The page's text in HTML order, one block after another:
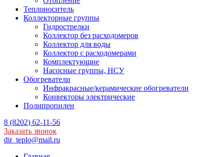
Теплоноситель
Коллекторные группы
Гидрострелки
Коллектор без расходомеров
Коллектор для воды
Коллектор с расходомерами
Комплектующие
Насосные группы, НСУ
Обогреватели
Инфракрасные/керамические обогреватели
Конвекторы электрические
Полипропилен
8 (8202) 62-11-56
Заказать звонок
dir_teplo@mail.ru